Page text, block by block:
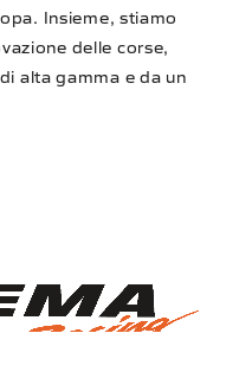
Insieme, stiamo
delle corse,
alta gamma e da un